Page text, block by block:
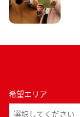
希望エリア